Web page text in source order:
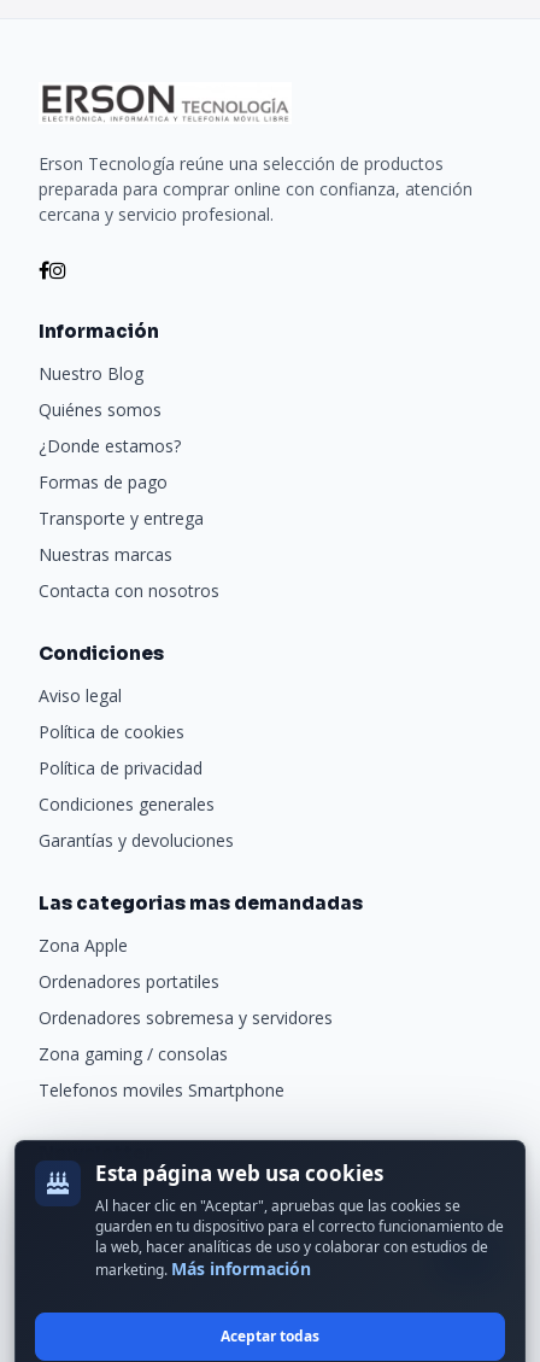
Erson Tecnología reúne una selección de productos
preparada para comprar online con confianza, atención
cercana y servicio profesional.
Información
Nuestro Blog
Quiénes somos
¿Donde estamos?
Formas de pago
Transporte y entrega
Nuestras marcas
Contacta con nosotros
Condiciones
Aviso legal
Política de cookies
Política de privacidad
Condiciones generales
Garantías y devoluciones
Las categorias mas demandadas
Zona Apple
Ordenadores portatiles
Ordenadores sobremesa y servidores
Zona gaming / consolas
Telefonos moviles Smartphone
Recibe ofertas exclusivas y novedades.
Esta página web usa cookies
Al hacer clic en "Aceptar", apruebas que las cookies se
guarden en tu dispositivo para el correcto funcionamiento de
la web, hacer analíticas de uso y colaborar con estudios de
marketing. Más información
Aceptar todas